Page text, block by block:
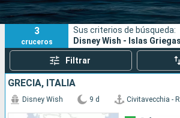
Puertos
3
cruceros
Sus criterios de búsqueda:
Disney Wish - Islas Griegas
Filtrar
GRECIA, ITALIA
Disney Wish 9 d Civitavecchia -